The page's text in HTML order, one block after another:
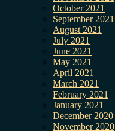
October 2021
September 2021
August 2021
July 2021
June 2021
May 2021
April 2021
March 2021
February 2021
January 2021
December 2020
November 2020